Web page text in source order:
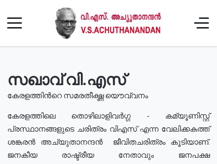
സഖാവ് വി.എസ്
കേരളത്തിൻറെ സമരതീക്ഷ്ണ യൌവ്വനം
കേരളത്തിലെ തൊഴിലാളിവർഗ്ഗ - കമ്യൂണിസ്റ്റ്
പ്രസ്ഥാനങ്ങളുടെ ചരിത്രം വിഎസ് എന്ന വേലിക്കകത്ത്
ശങ്കരൻ അച്യുതാനന്ദൻ ജീവിതചരിത്രം കൂടിയാണ്.
ജനകീയ രാഷ്ട്രീയ നേതാവും ജനപക്ഷ